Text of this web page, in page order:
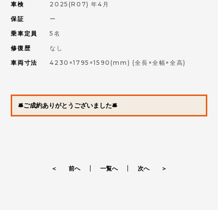
車検
保証
乗車定員
修復歴
車両寸法
2025(R07) 年4月
ー
5名
なし
4230×1795×1590(mm) (全長×全幅×全高)
🛎ご成約ありがとうございました🛎
＜ 前へ 一覧へ 次へ ＞